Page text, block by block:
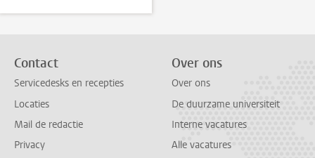
Contact
Servicedesks en recepties
Locaties
Mail de redactie
Privacy
Over ons
Over ons
De duurzame universiteit
Interne vacatures
Alle vacatures